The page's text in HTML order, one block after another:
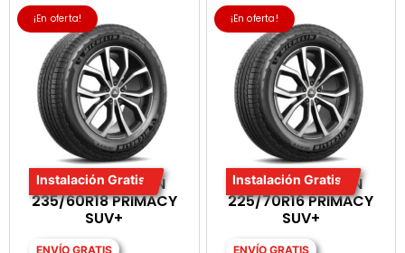
¡En oferta!
Instalación Gratis
LLANTA MICHELIN
235/60R18 PRIMACY
SUV+
ENVÍO GRATIS
¡En oferta!
Instalación Gratis
LLANTA MICHELIN
225/70R16 PRIMACY
SUV+
ENVÍO GRATIS